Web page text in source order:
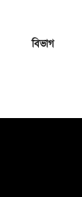
বিভাগ